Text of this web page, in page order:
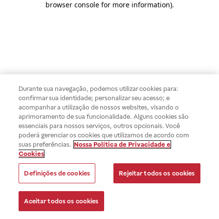
browser console for more information).
Durante sua navegação, podemos utilizar cookies para:
confirmar sua identidade; personalizar seu acesso; e
acompanhar a utilização de nossos websites, visando o
aprimoramento de sua funcionalidade. Alguns cookies são
essenciais para nossos serviços, outros opcionais. Você
poderá gerenciar os cookies que utilizamos de acordo com
suas preferências. Nossa Política de Privacidade e
Cookies
Definições de cookies Rejeitar todos os cookies
Aceitar todos os cookies